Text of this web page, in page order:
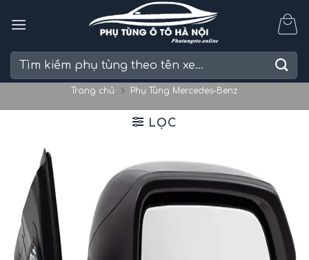
Tìm
Trang chủ Phụ Tùng Mercedes-Benz
LỌC